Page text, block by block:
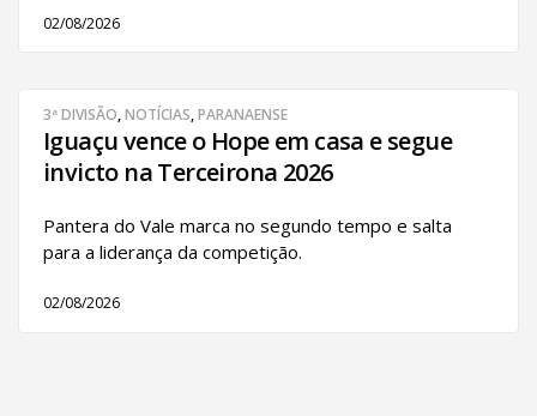
02/08/2026
3ª DIVISÃO,NOTÍCIAS,PARANAENSE
Iguaçu vence o Hope em casa e segue
invicto na Terceirona 2026
Pantera do Vale marca no segundo tempo e salta
para a liderança da competição.
02/08/2026